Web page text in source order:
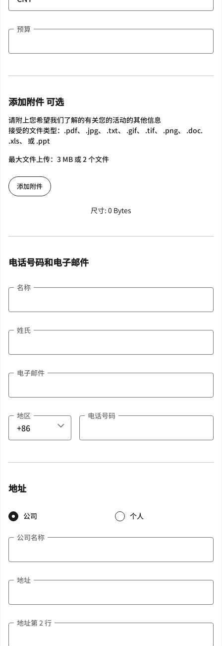
预算
添加附件 可选
请附上您希望我们了解的有关您的活动的其他信息
接受的文件类型：.pdf、 .jpg、 .txt、 .gif、 .tif、 .png、 .doc.
.xls、 或 .ppt
最大文件上传：3 MB 或 2 个文件
添加附件
尺寸: 0 Bytes
电话号码和电子邮件
名称
姓氏
电子邮件
地区 电话号码
地址
公司 个人
公司名称
地址
地址第 2 行